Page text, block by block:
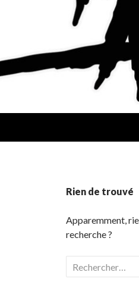
Rien de trouvé
Apparemment,
recherche ?
Rechercher :